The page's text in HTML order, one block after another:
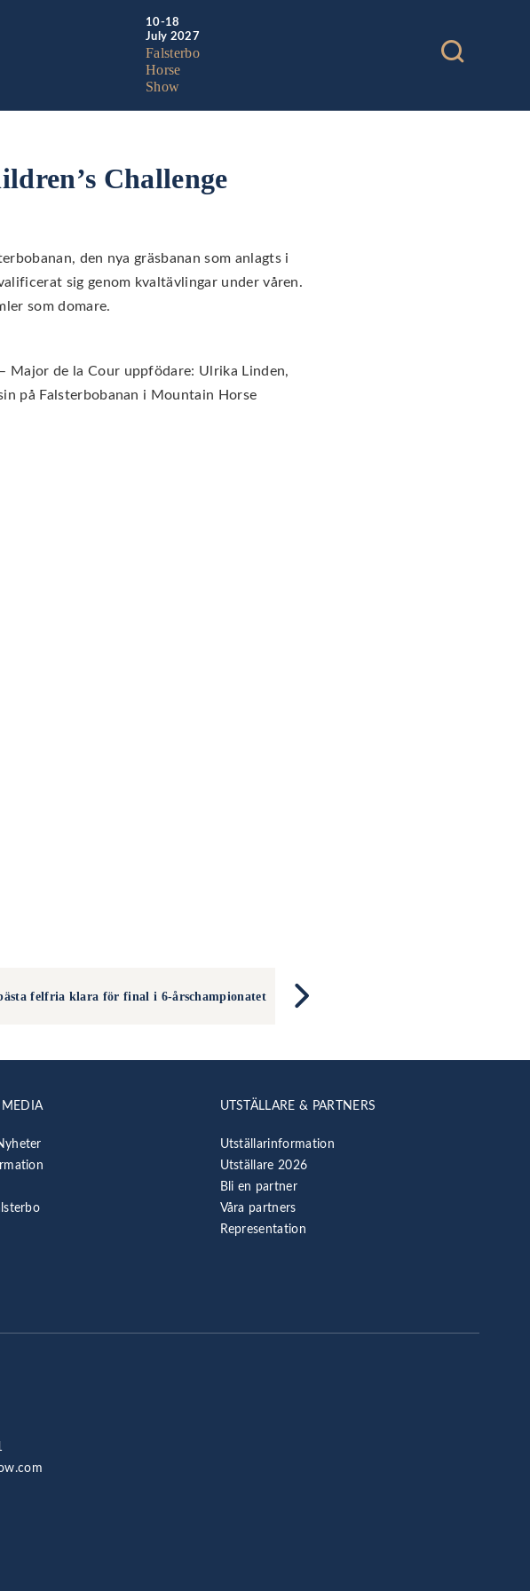
10-18
July 2027
Falsterbo
Horse
Show
Challenge
den nya gräsbanan som anlagts i
sig genom kvaltävlingar under våren.
som domare.
Major de la Cour uppfödare: Ulrika Linden,
på Falsterbobanan i Mountain Horse
felfria klara för final i 6-årschampionatet
MEDIA UTSTÄLLARE & PARTNERS
Utställarinformation
Utställare 2026
Bli en partner
Våra partners
Representation